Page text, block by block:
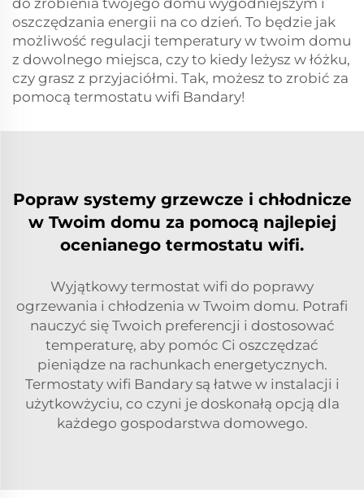
do zrobienia twojego domu wygodniejszym i
oszczędzania energii na co dzień. To będzie jak
możliwość regulacji temperatury w twoim domu
z dowolnego miejsca, czy to kiedy leżysz w łóżku,
czy grasz z przyjaciółmi. Tak, możesz to zrobić za
pomocą termostatu wifi Bandary!
Popraw systemy grzewcze i chłodnicze
w Twoim domu za pomocą najlepiej
ocenianego termostatu wifi.
Wyjątkowy termostat wifi do poprawy
ogrzewania i chłodzenia w Twoim domu. Potrafi
nauczyć się Twoich preferencji i dostosować
temperaturę, aby pomóc Ci oszczędzać
pieniądze na rachunkach energetycznych.
Termostaty wifi Bandary są łatwe w instalacji i
użytkowżyciu, co czyni je doskonałą opcją dla
każdego gospodarstwa domowego.